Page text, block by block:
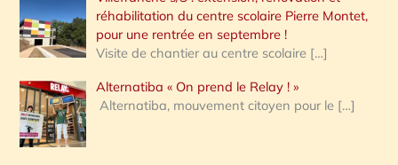
réhabilitation du centre scolaire Pierre Montet,
pour une rentrée en septembre !
Visite de chantier au centre scolaire […]
Alternatiba « On prend le Relay ! »
Alternatiba, mouvement citoyen pour le […]